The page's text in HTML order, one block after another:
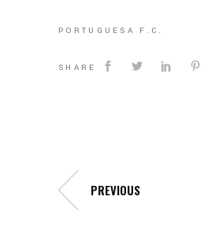
PORTUGUESA F.C.
SHARE
PREVIOUS